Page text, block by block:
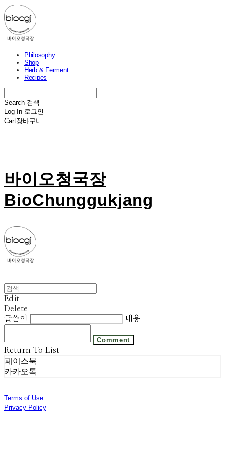
Philosophy
Shop
Herb & Ferment
Recipes
Search 검색
Log In 로그인
Cart장바구니
바이오청국장
BioChunggukjang
Edit
Delete
글쓴이
내용
Comment
Return To List
페이스북
카카오톡
Terms of Use
Privacy Policy